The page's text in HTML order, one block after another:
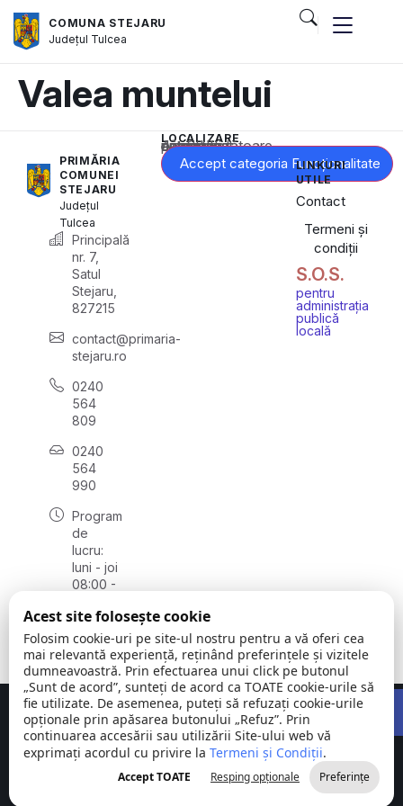
COMUNA STEJARU
Județul Tulcea
Valea muntelui
PRIMĂRIA
COMUNEI
STEJARU
Județul
Tulcea
Principală
nr. 7,
Satul
Stejaru,
827215
contact@primaria-
stejaru.ro
0240
564
809
0240
564
990
Program
de
lucru:
luni - joi
08:00 -
vineri
08:00 -
14:00
LOCALIZARE
Acest conținut este blocat până când acceptați categoria corespunzătoare de cookie-uri.
Accept categoria Funcționalitate
LINKURI
UTILE
Contact
Termeni și
condiții
S.O.S.
pentru
administrația
publică
locală
Comuna
Stejaru |
județul Tulcea
©
2026
Toate
drepturile
rezervate
Concept realizat deBig Media Relații Publice SRL
Acest site folosește cookie
Folosim cookie-uri pe site-ul nostru pentru a vă oferi cea
mai relevantă experiență, reținând preferințele și vizitele
dumneavoastră. Prin efectuarea unui click pe butonul
„Sunt de acord”, sunteți de acord ca TOATE cookie-urile să
fie utilizate. De asemenea, puteți să refuzați cookie-urile
opționale prin apăsarea butonului „Refuz”. Prin
continuarea accesării sau utilizării Site-ului web vă
exprimați acordul cu privire la Termeni și Condiții.
Accept TOATE Resping opționale Preferințe